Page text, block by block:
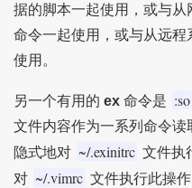
据的脚本一起使用，或与从
命令一起使用，或与从远程
使用。
另一个有用的 ex命令是 :so
文件内容作为一系列命令读
隐式地对 ~/.exinitrc 文件执
对 ~/.vimrc 文件执行此操